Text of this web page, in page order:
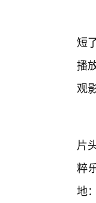
短
播
观
片
粹
地